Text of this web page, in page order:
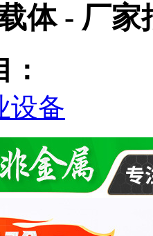
体 - 厂家
：
设备